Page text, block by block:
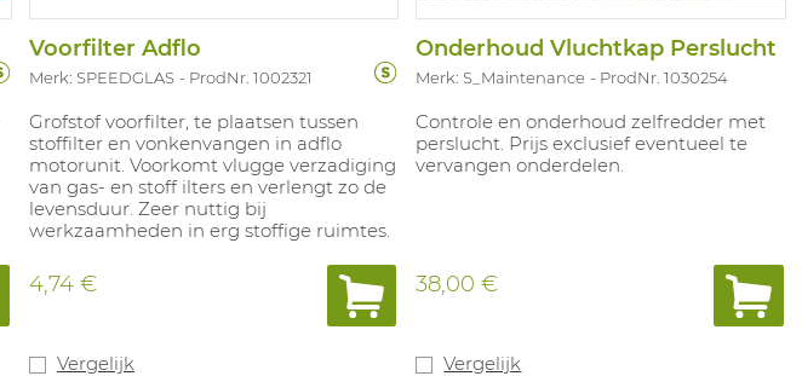
Voorfilter Adflo
Merk: SPEEDGLAS ProdNr. 1002321
Grofstof voorfilter, te plaatsen tussen
stoffilter en vonkenvangen in adflo
motorunit. Voorkomt vlugge verzadiging
van gas- en stoff ilters en verlengt zo de
levensduur. Zeer nuttig bij
werkzaamheden in erg stoffige ruimtes.
4,74 €
Vergelijk
Onderhoud Vluchtkap Perslucht
Merk: S_Maintenance ProdNr. 1030254
Controle en onderhoud zelfredder met
perslucht. Prijs exclusief eventueel te
vervangen onderdelen.
38,00 €
Vergelijk